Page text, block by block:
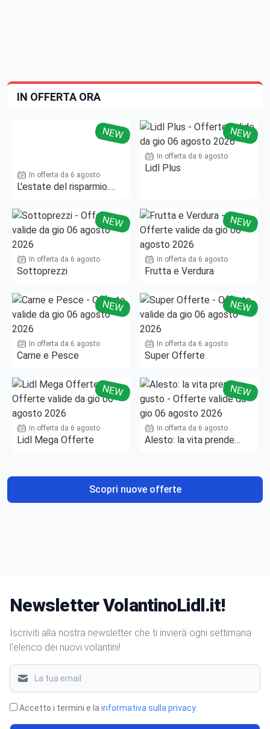
IN OFFERTA ORA
NEW
In offerta da 6 agosto
L'estate del risparmio.
NEW
In offerta da 6 agosto
Lidl Plus
NEW
In offerta da 6 agosto
Sottoprezzi
NEW
In offerta da 6 agosto
Frutta e Verdura
NEW
In offerta da 6 agosto
Carne e Pesce
NEW
In offerta da 6 agosto
Super Offerte
NEW
In offerta da 6 agosto
Lidl Mega Offerte
NEW
In offerta da 6 agosto
Alesto: la vita prende
Scopri nuove offerte
Newsletter VolantinoLidl.it!
Iscriviti alla nostra newsletter che ti invierà ogni settimana
l'elenco dei nuovi volantini!
Accetto i termini e la informativa sulla privacy.